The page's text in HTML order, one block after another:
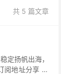
共 5 篇文章
定扬帆出海，
阅地址分享 免